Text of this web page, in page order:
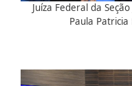
Juíza Federal da
Paula